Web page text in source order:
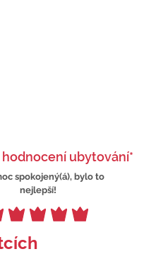
ubytování*
spokojený(á), bylo to
nejlepší!